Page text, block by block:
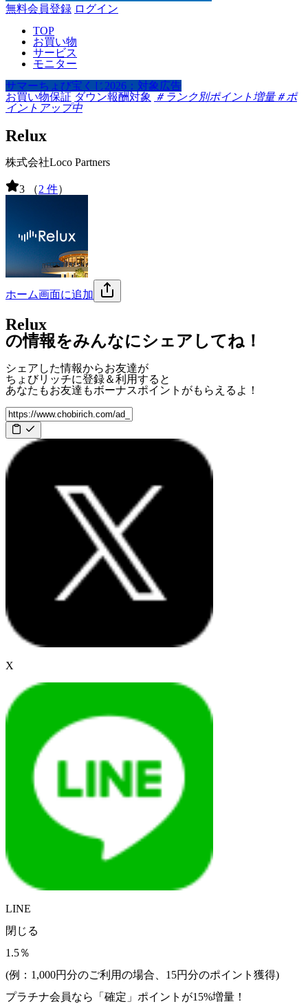
無料会員登録 ログイン
TOP
お買い物
サービス
モニター
サマーちょび宝くじ2026：対象広告
お買い物保証 ダウン報酬対象 ＃ランク別ポイント増量＃ポ
イントアップ中
Relux
株式会社Loco Partners
3 （2 件）
ホーム画面に追加
Relux
の情報をみんなにシェアしてね！
シェアした情報からお友達が
ちょびリッチに登録＆利用すると
あなたもお友達もボーナスポイント がもらえるよ！
X
LINE
閉じる
1.5％
(例：1,000円分のご利用の場合、 15円分のポイント獲得)
プラチナ会員なら
「確定」 ポイントが15%増量！